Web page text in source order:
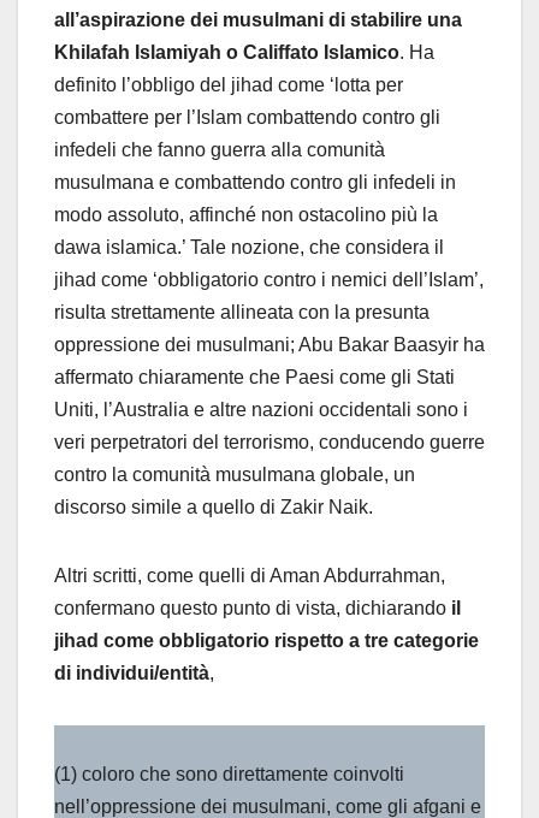
all’aspirazione dei musulmani di stabilire una
Khilafah Islamiyah o Califfato Islamico. Ha
definito l’obbligo del jihad come ‘lotta per
combattere per l’Islam combattendo contro gli
infedeli che fanno guerra alla comunità
musulmana e combattendo contro gli infedeli in
modo assoluto, affinché non ostacolino più la
dawa islamica.’ Tale nozione, che considera il
jihad come ‘obbligatorio contro i nemici dell’Islam’,
risulta strettamente allineata con la presunta
oppressione dei musulmani; Abu Bakar Baasyir ha
affermato chiaramente che Paesi come gli Stati
Uniti, l’Australia e altre nazioni occidentali sono i
veri perpetratori del terrorismo, conducendo guerre
contro la comunità musulmana globale, un
discorso simile a quello di Zakir Naik.
Altri scritti, come quelli di Aman Abdurrahman,
confermano questo punto di vista, dichiarando il
jihad come obbligatorio rispetto a tre categorie
di individui/entità,
(1) coloro che sono direttamente coinvolti
nell’oppressione dei musulmani, come gli afgani e